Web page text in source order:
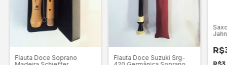
Flauta Doce Soprano
Flauta Doce Suzuki Srg-